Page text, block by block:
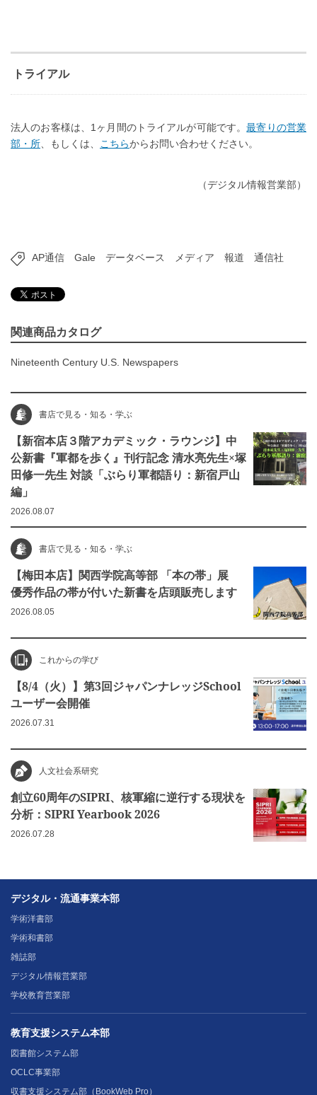
トライアル
法人のお客様は、1ヶ月間のトライアルが可能です。最寄りの営業
部・所 、もしくは、 こちらからお問い合わせください。
（デジタル情報営業部）
AP通信 Gale データベース メディア 報道 通信社
関連商品カタログ
Nineteenth Century U.S. Newspapers
書店で見る・知る・学ぶ
【新宿本店３階アカデミック・ラウンジ】中
公新書『軍都を歩く』刊行記念 清水亮先生×塚
田修一先生 対談「ぶらり軍都語り：新宿戸山
編」
2026.08.07
書店で見る・知る・学ぶ
【梅田本店】関西学院高等部 「本の帯」展
優秀作品の帯が付いた新書を店頭販売します
2026.08.05
これからの学び
【8/4（火）】第3回ジャパンナレッジSchool
ユーザー会開催
2026.07.31
人文社会系研究
創立60周年のSIPRI、核軍縮に逆行する現状を
分析：SIPRI Yearbook 2026
2026.07.28
デジタル・流通事業本部
学術洋書部
学術和書部
雑誌部
デジタル情報営業部
学校教育営業部
教育支援システム本部
図書館システム部
OCLC事業部
収書支援システム部（BookWeb Pro）